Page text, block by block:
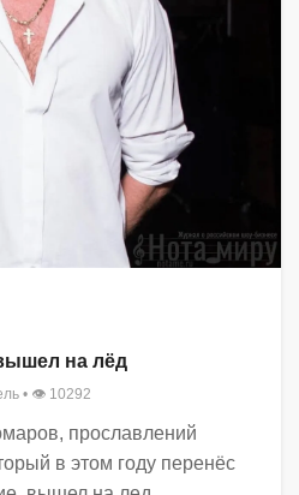
на лёд
• 👁 10292
прославлений
в этом году перенёс